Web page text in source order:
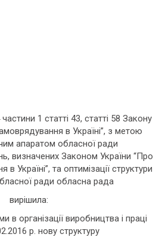
1 статті 43, статті 58 Закону
в Україні”, з метою
апаратом обласної ради
визначених Законом України “Про
Україні”, та оптимізації структури
ради обласна рада
вирішила:
в організації виробництва і праці
р. нову структуру